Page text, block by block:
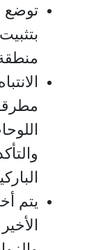
توضع
يتم